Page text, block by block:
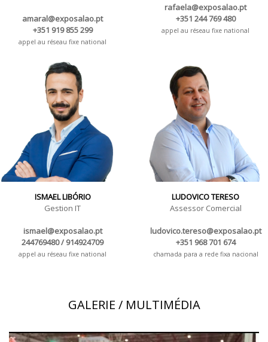
amaral@exposalao.pt
+351 919 855 299
appel au réseau fixe national
rafaela@exposalao.pt
+351 244 769 480
appel au réseau fixe national
ISMAEL LIBÓRIO
Gestion IT
ismael@exposalao.pt
244769480 / 914924709
appel au réseau fixe national
LUDOVICO TERESO
Assessor Comercial
ludovico.tereso@exposalao.pt
+351 968 701 674
chamada para a rede fixa nacional
GALERIE / MULTIMÉDIA